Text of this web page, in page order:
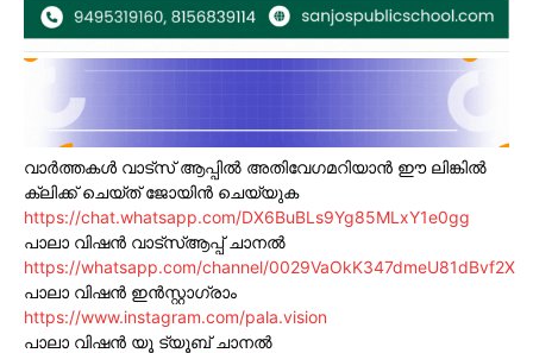
വാർത്തകൾ വാട്സ് ആപ്പിൽ അതിവേഗമറിയാൻ ഈ ലിങ്കിൽ
ക്ലിക്ക് ചെയ്ത് ജോയിൻ ചെയ്യുക
https://chat.whatsapp.com/DX6BuBLs9Yg85MLxY1e0gg
പാലാ വിഷൻ വാട്സ്ആപ്പ് ചാനൽ
https://whatsapp.com/channel/0029VaOkK347dmeU81dBvf2X
പാലാ വിഷൻ ഇൻസ്റ്റാഗ്രാം
https://www.instagram.com/pala.vision
പാലാ വിഷൻ യൂ ട്യൂബ് ചാനൽ